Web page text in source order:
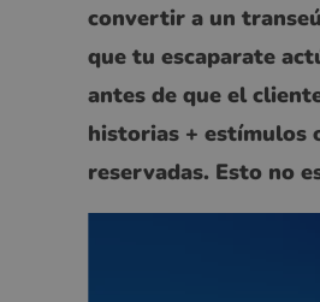
convertir a un
que tu escaparate
antes de que el
historias + estímulos
reservadas. Esto no